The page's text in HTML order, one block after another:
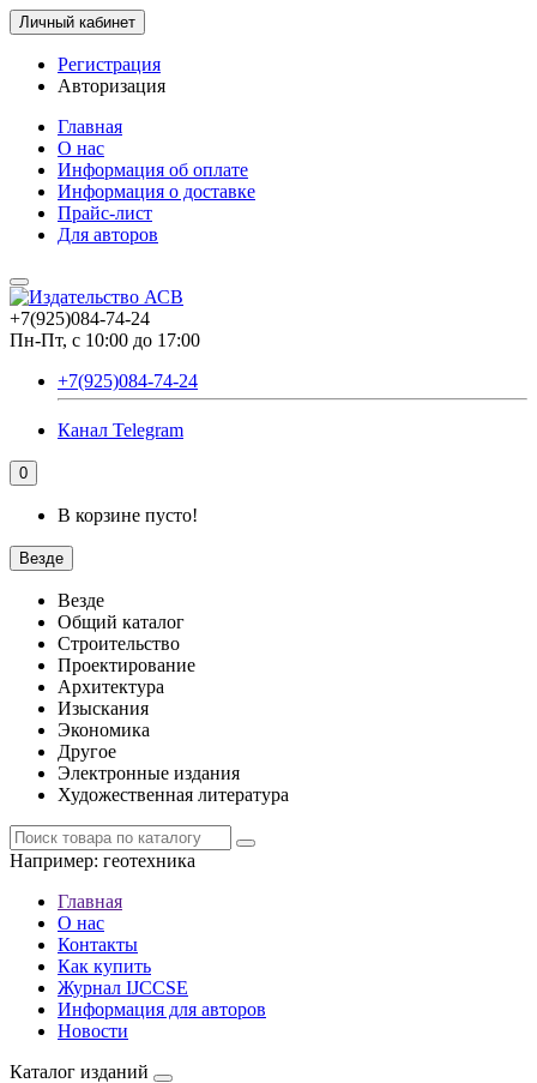
Личный кабинет
Регистрация
Авторизация
Главная
О нас
Информация об оплате
Информация о доставке
Прайс-лист
Для авторов
+7(925)084-74-24
Пн-Пт, с 10:00 до 17:00
+7(925)084-74-24
Канал Telegram
0
В корзине пусто!
Везде
Везде
Общий каталог
Строительство
Проектирование
Архитектура
Изыскания
Экономика
Другое
Электронные издания
Художественная литература
Например: геотехника
Главная
О нас
Контакты
Как купить
Журнал IJCCSE
Информация для авторов
Новости
Каталог изданий